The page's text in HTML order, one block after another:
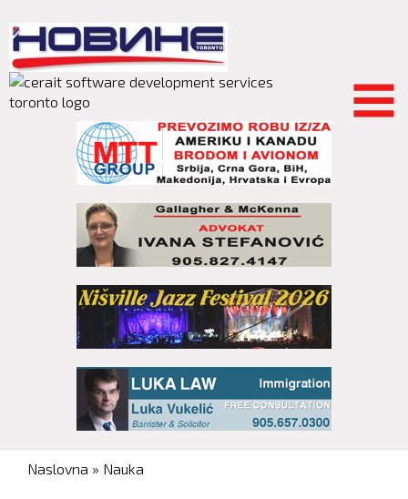
main
content
You are here
Naslovna » Nauka